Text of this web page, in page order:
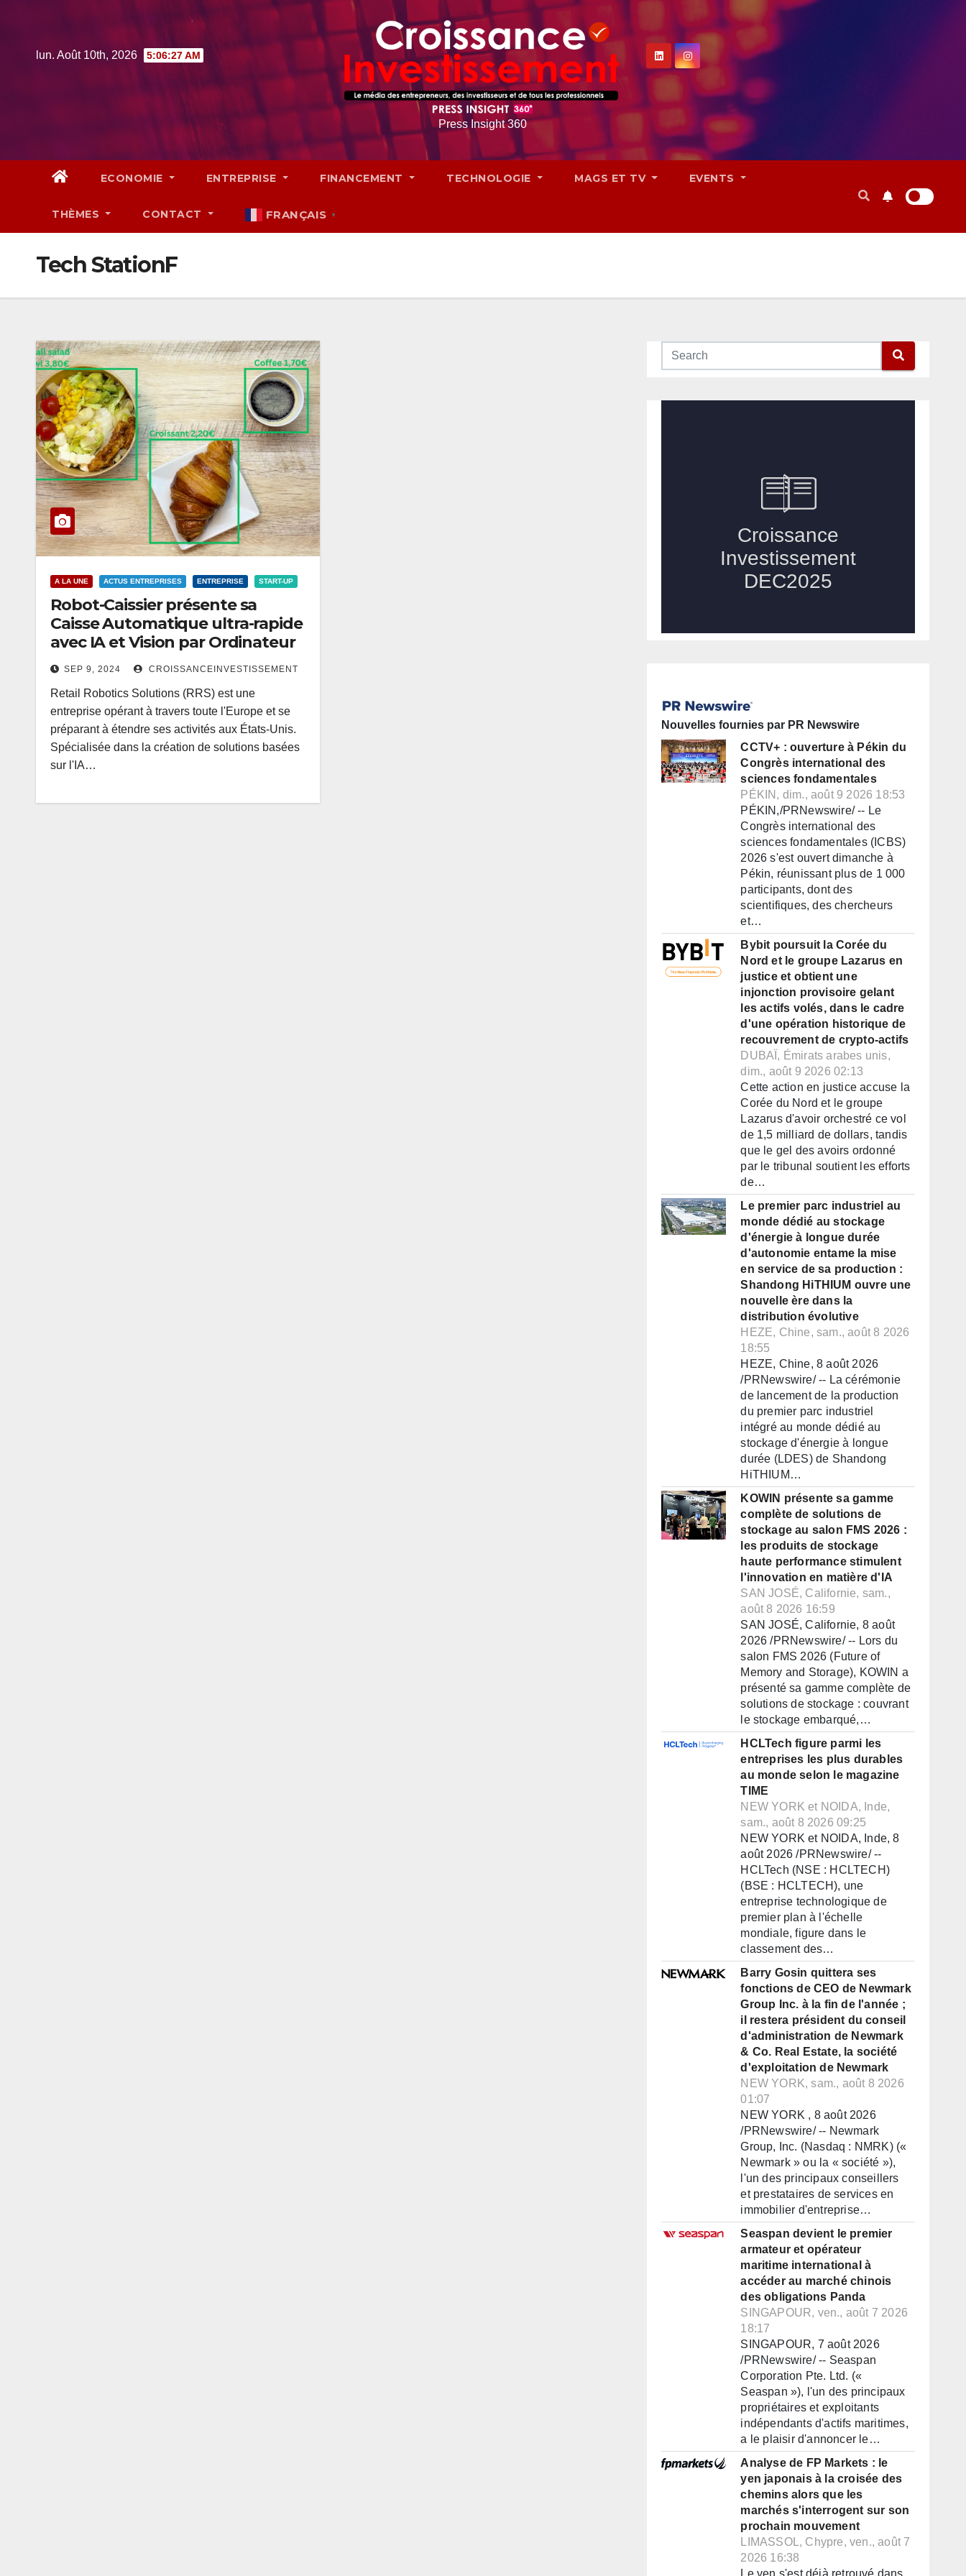
lun. Août 10th, 2026 5:06:28 AM
Press Insight 360
ECONOMIE ENTREPRISE FINANCEMENT TECHNOLOGIE MAGS ET TV EVENTS
THÈMES CONTACT FRANÇAIS ▼
Tech StationF
A LA UNE ACTUS ENTREPRISES ENTREPRISE START-UP
Robot-Caissier présente sa
Caisse Automatique ultra-rapide
avec IA et Vision par Ordinateur
SEP 9, 2024 CROISSANCEINVESTISSEMENT
Retail Robotics Solutions (RRS) est une
entreprise opérant à travers toute l'Europe et se
préparant à étendre ses activités aux États-Unis.
Spécialisée dans la création de solutions basées
sur l'IA…
Nouvelles fournies par PR Newswire
CCTV+ : ouverture à Pékin du
Congrès international des
sciences fondamentales
PÉKIN, dim., août 9 2026 18:53
PÉKIN,/PRNewswire/ -- Le
Congrès international des
sciences fondamentales (ICBS)
2026 s'est ouvert dimanche à
Pékin, réunissant plus de 1 000
participants, dont des
scientifiques, des chercheurs
et…
Bybit poursuit la Corée du
Nord et le groupe Lazarus en
justice et obtient une
injonction provisoire gelant
les actifs volés, dans le cadre
d'une opération historique de
recouvrement de crypto-actifs
DUBAÏ, Émirats arabes unis,
dim., août 9 2026 02:13
Cette action en justice accuse la
Corée du Nord et le groupe
Lazarus d'avoir orchestré ce vol
de 1,5 milliard de dollars, tandis
que le gel des avoirs ordonné
par le tribunal soutient les efforts
de…
Le premier parc industriel au
monde dédié au stockage
d'énergie à longue durée
d'autonomie entame la mise
en service de sa production :
Shandong HiTHIUM ouvre une
nouvelle ère dans la
distribution évolutive
HEZE, Chine, sam., août 8 2026
18:55
HEZE, Chine, 8 août 2026
/PRNewswire/ -- La cérémonie
de lancement de la production
du premier parc industriel
intégré au monde dédié au
stockage d'énergie à longue
durée (LDES) de Shandong
HiTHIUM…
KOWIN présente sa gamme
complète de solutions de
stockage au salon FMS 2026 :
les produits de stockage
haute performance stimulent
l'innovation en matière d'IA
SAN JOSÉ, Californie, sam.,
août 8 2026 16:59
SAN JOSÉ, Californie, 8 août
2026 /PRNewswire/ -- Lors du
salon FMS 2026 (Future of
Memory and Storage), KOWIN a
présenté sa gamme complète de
solutions de stockage : couvrant
le stockage embarqué,…
HCLTech figure parmi les
entreprises les plus durables
au monde selon le magazine
TIME
NEW YORK et NOIDA, Inde,
sam., août 8 2026 09:25
NEW YORK et NOIDA, Inde, 8
août 2026 /PRNewswire/ --
HCLTech (NSE : HCLTECH)
(BSE : HCLTECH), une
entreprise technologique de
premier plan à l'échelle
mondiale, figure dans le
classement des…
Barry Gosin quittera ses
fonctions de CEO de Newmark
Group Inc. à la fin de l'année ;
il restera président du conseil
d'administration de Newmark
& Co. Real Estate, la société
d'exploitation de Newmark
NEW YORK, sam., août 8 2026
01:07
NEW YORK , 8 août 2026
/PRNewswire/ -- Newmark
Group, Inc. (Nasdaq : NMRK) («
Newmark » ou la « société »),
l'un des principaux conseillers
et prestataires de services en
immobilier d'entreprise…
Seaspan devient le premier
armateur et opérateur
maritime international à
accéder au marché chinois
des obligations Panda
SINGAPOUR, ven., août 7 2026
18:17
SINGAPOUR, 7 août 2026
/PRNewswire/ -- Seaspan
Corporation Pte. Ltd. («
Seaspan »), l'un des principaux
propriétaires et exploitants
indépendants d'actifs maritimes,
a le plaisir d'annoncer le…
Analyse de FP Markets : le
yen japonais à la croisée des
chemins alors que les
marchés s'interrogent sur son
prochain mouvement
LIMASSOL, Chypre, ven., août 7
2026 16:38
Le yen s'est déjà retrouvé dans